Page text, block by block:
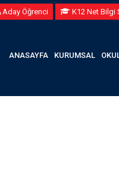
Aday Öğrenci K12 Net Bilgi
ANASAYFA KURUMSAL